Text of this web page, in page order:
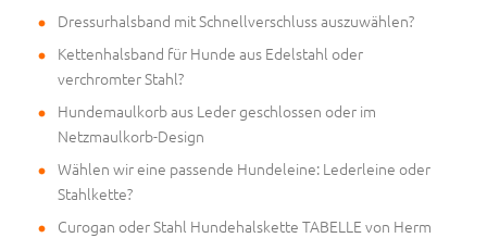
Dressurhalsband mit Schnellverschluss auszuwählen?
Kettenhalsband für Hunde aus Edelstahl oder
verchromter Stahl?
Hundemaulkorb aus Leder geschlossen oder im
Netzmaulkorb-Design
Wählen wir eine passende Hundeleine: Lederleine oder
Stahlkette?
Curogan oder Stahl Hundehalskette TABELLE von Herm